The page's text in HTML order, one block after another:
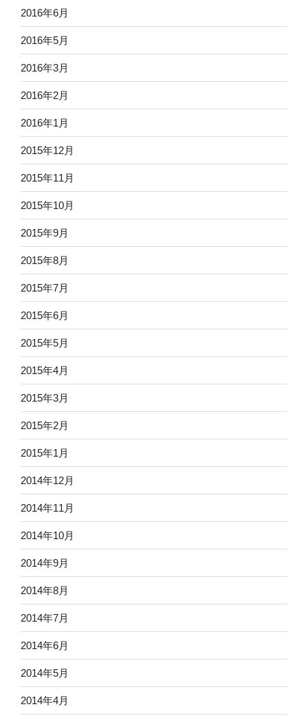
2016年6月
2016年5月
2016年3月
2016年2月
2016年1月
2015年12月
2015年11月
2015年10月
2015年9月
2015年8月
2015年7月
2015年6月
2015年5月
2015年4月
2015年3月
2015年2月
2015年1月
2014年12月
2014年11月
2014年10月
2014年9月
2014年8月
2014年7月
2014年6月
2014年5月
2014年4月